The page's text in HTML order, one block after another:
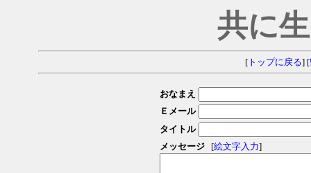
共に
[トップに戻る] [
おなまえ
Ｅメール
タイトル
メッセージ
[絵文字入力]